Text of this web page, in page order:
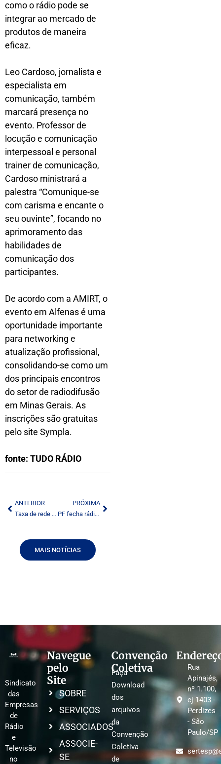
como o rádio pode se
integrar ao mercado de
produtos de maneira
eficaz.
Leo Cardoso, jornalista e
especialista em
comunicação, também
marcará presença no
evento. Professor de
locução e comunicação
interpessoal e personal
trainer de comunicação,
Cardoso ministrará a
palestra “Comunique-se
com carisma e encante o
seu ouvinte”, focando no
aprimoramento das
habilidades de
comunicação dos
participantes.
De acordo com a AMIRT, o
evento em Alfenas é uma
oportunidade importante
para networking e
atualização profissional,
consolidando-se como um
dos principais encontros
do setor de radiodifusão
em Minas Gerais. As
inscrições são gratuitas
pelo site Sympla.
fonte: TUDO RÁDIO
ANTERIOR
Taxa de rede é tema de fórum internacional
PRÓXIMA
PF fecha rádios clandestinas no ES
MAIS NOTÍCIAS
Sindicato
das
Empresas
de
Rádio
e
Televisão
no
Navegue
pelo
Site
SOBRE
SERVIÇOS
ASSOCIADOS
ASSOCIE-
SE
Convenção
Coletiva
Faça
Download
dos
arquivos
da
Convenção
Coletiva
de
Rua
Apinajés,
nº 1.100,
cj 1403 -
Perdizes
- São
Paulo/SP